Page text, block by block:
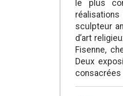
le plus
sculpteur
d’art
Fisenne,
Deux
consacrées